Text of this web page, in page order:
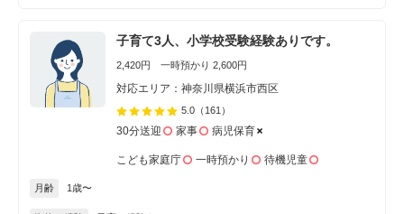
子育て3人、小学校受験経験ありです。
2,420円 一時預かり 2,600円
対応エリア：神奈川県横浜市西区
5.0 （161）
30分送迎 家事 病児保育
こども家庭庁 一時預かり 待機児童
月齢 1歳〜